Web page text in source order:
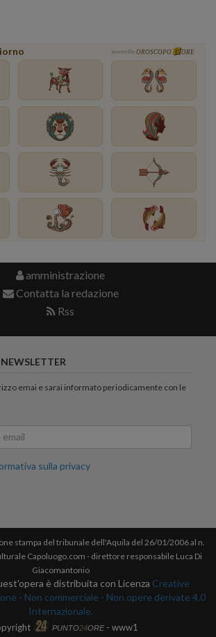
powered by OROSCOPO ORE
amministrazione
Contatta la redazione
Rss
emai e sarai informato periodicamente con le
sulla privacy
stampa del tribunale dell'Aquila del 26/01/2006 al n.
Capoluogo.com - direttore responsabile Luca Di
Giacomantonio
è distribuita con Licenza Creative
- Non commerciale - Non opere derivate 4.0
Internazionale.
PUNTO24ORE- www1